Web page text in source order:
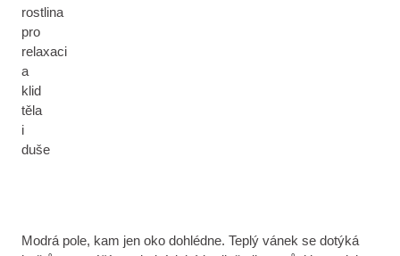
rostlina
pro
relaxaci
a
klid
těla
i
duše
Modrá pole, kam jen oko dohlédne. Teplý vánek se dotýká